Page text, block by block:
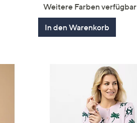
5
Weitere Farben verfügbar
In den Warenkorb